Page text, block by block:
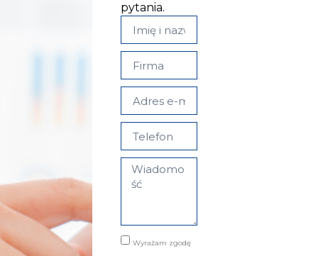
pytania.
Wyrażam zgodę